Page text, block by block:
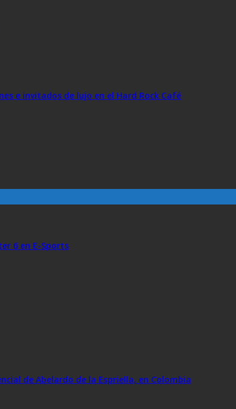
e invitados de lujo en el Hard Rock Café
6 en E-Sports
de Abelardo de la Espriella, en Colombia